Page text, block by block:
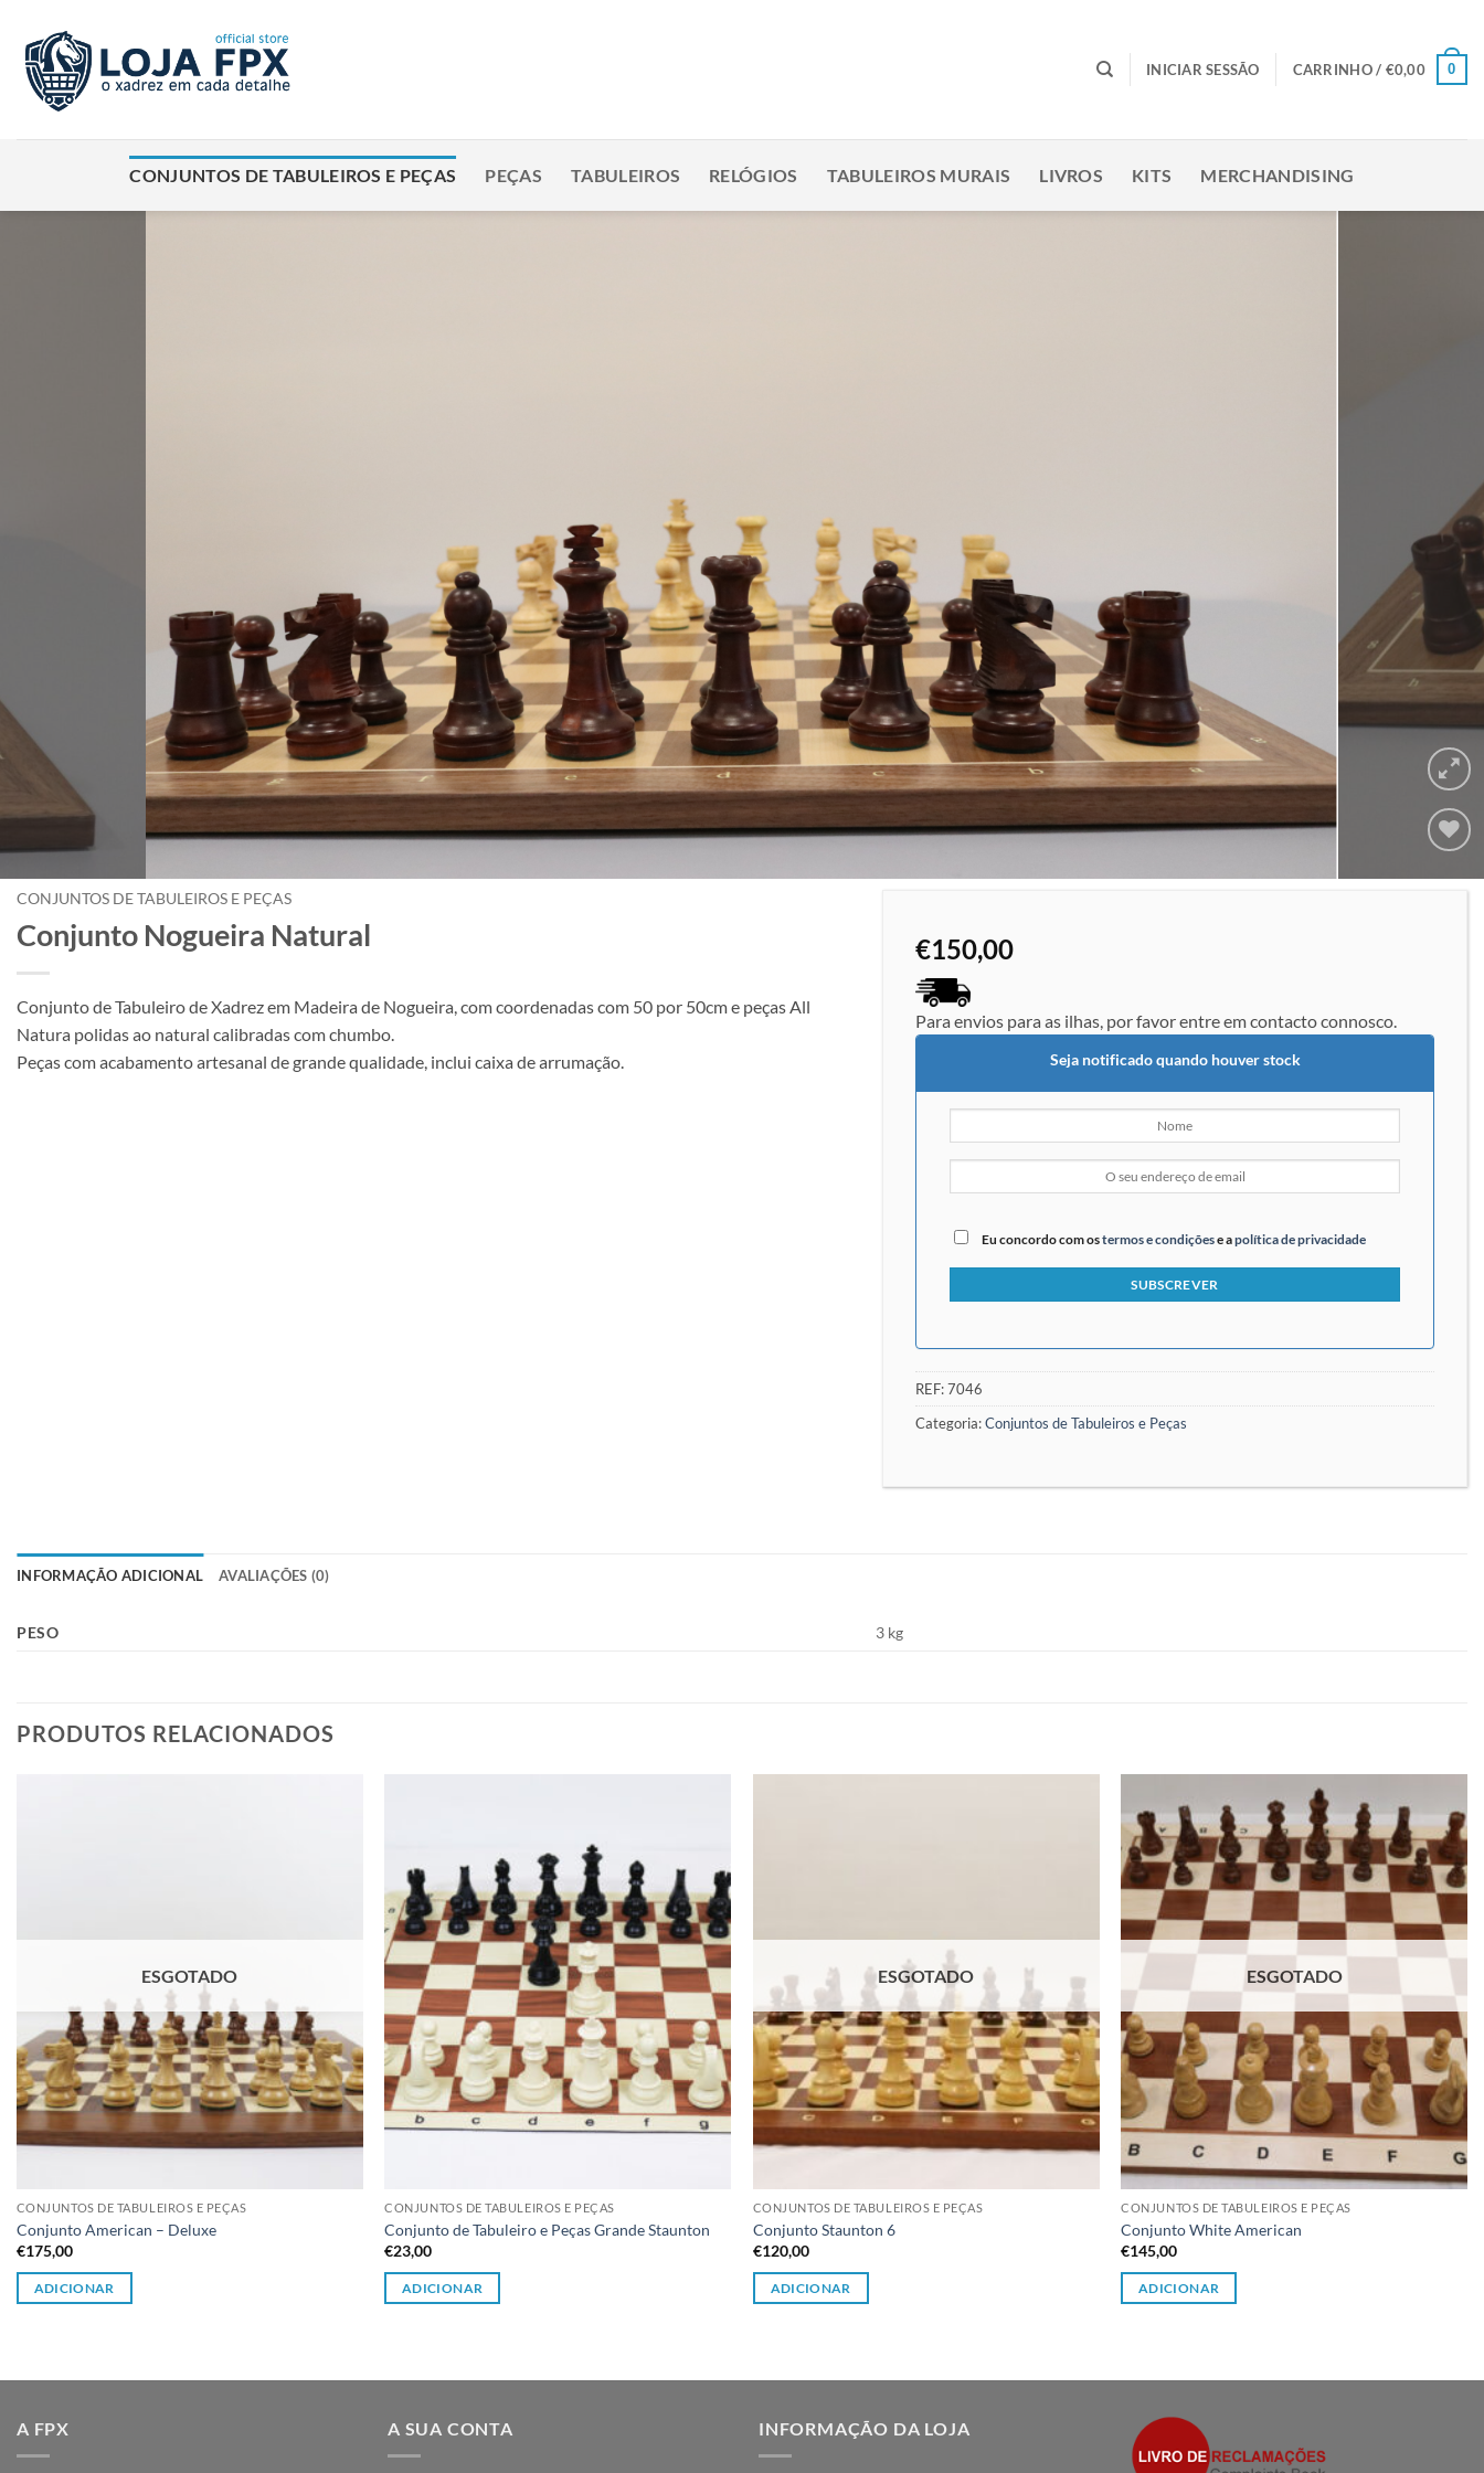
content
INICIAR SESSÃO CARRINHO / €0,00 0
CONJUNTOS DE TABULEIROS E PEÇAS PEÇAS TABULEIROS RELÓGIOS TABULEIROS MURAIS LIVROS KITS MERCHANDISING
CONJUNTOS DE TABULEIROS E PEÇAS
Conjunto Nogueira Natural
Conjunto de Tabuleiro de Xadrez em Madeira de Nogueira, com coordenadas com 50 por 50cm e peças All
Natura polidas ao natural calibradas com chumbo.
Peças com acabamento artesanal de grande qualidade, inclui caixa de arrumação.
€150,00
Para envios para as ilhas, por favor entre em contacto connosco.
Seja notificado quando houver stock
Eu concordo com ostermos e condiçõese apolítica de privacidade
REF:7046
Categoria:Conjuntos de Tabuleiros e Peças
INFORMAÇÃO ADICIONAL AVALIAÇÕES (0)
PESO 3 kg
PRODUTOS RELACIONADOS
ESGOTADO
CONJUNTOS DE TABULEIROS E PEÇAS
Conjunto American – Deluxe
€175,00
ADICIONAR
desejos
CONJUNTOS DE TABULEIROS E PEÇAS
Conjunto de Tabuleiro e Peças Grande Staunton
€23,00
ADICIONAR
ESGOTADO
CONJUNTOS DE TABULEIROS E PEÇAS
Conjunto Staunton 6
€120,00
ADICIONAR
Adicionar
à lista de
desejos
ESGOTADO
CONJUNTOS DE TABULEIROS E PEÇAS
Conjunto White American
€145,00
ADICIONAR
A FPX A SUA CONTA INFORMAÇÃO DA LOJA